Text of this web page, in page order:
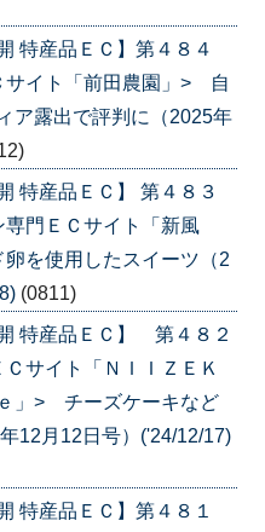
特産品ＥＣ】第４８４
イト「前田農園」> 自
ア露出で評判に（2025年
特産品ＥＣ】 第４８３
門ＥＣサイト「新風
を使用したスイーツ（2
(0811)
特産品ＥＣ】 第４８２
サイト「ＮＩＩＺＥＫ
」> チーズケーキなど
12月12日号）('24/12/17)
特産品ＥＣ】第４８１